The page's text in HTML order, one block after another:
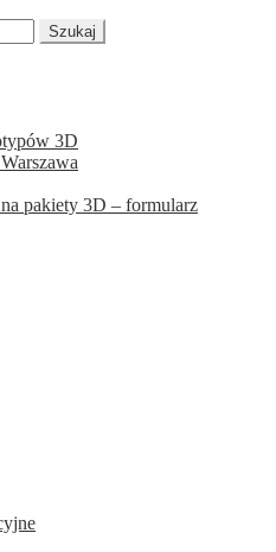
Szukaj
3D
na pakiety 3D – formularz